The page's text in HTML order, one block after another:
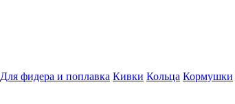
Для фидера и поплавка Кивки Кольца Кормушки